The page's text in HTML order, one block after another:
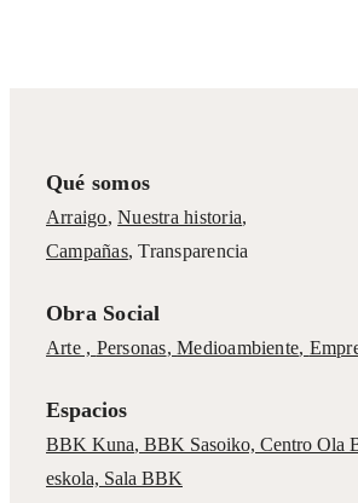
Qué somos
Arraigo,Nuestra historia,
Campañas, Transparencia
Obra Social
Arte , Personas,Medioambiente,
Espacios
BBK Kuna, BBK Sasoiko, Centro Ola
eskola, Sala BBK